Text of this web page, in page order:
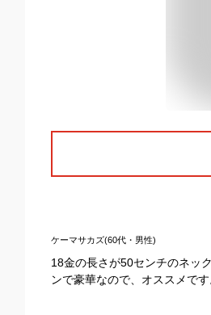
ケーマサカズ(60代・男性)
18金の長さが50センチのネッ
ンで豪華なので、オススメです